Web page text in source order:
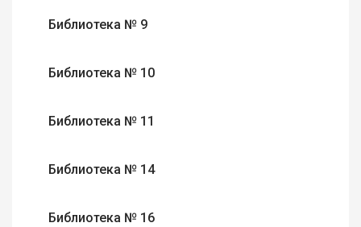
Библиотека № 9
Библиотека № 10
Библиотека № 11
Библиотека № 14
Библиотека № 16